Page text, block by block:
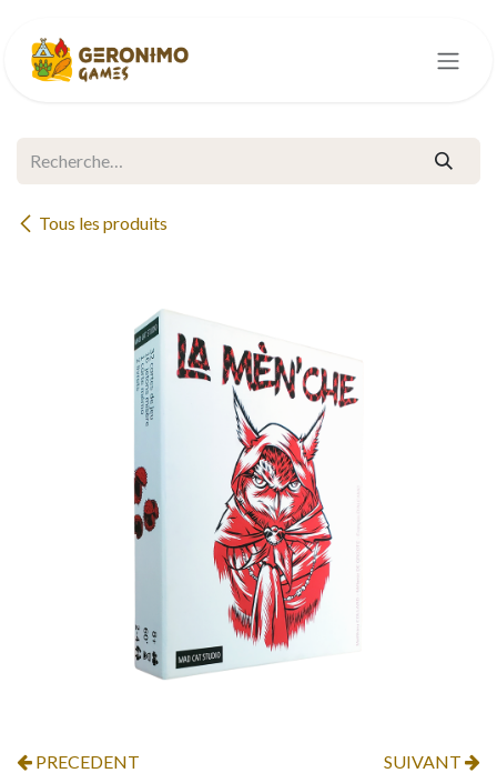
Tous les produits
PRECEDENT SUIVANT